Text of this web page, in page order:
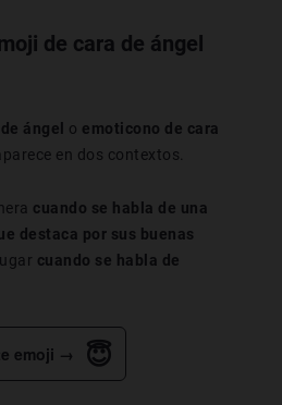
de cara de ángel
ángel o emoticono de cara
en dos contextos.
cuando se habla de una
destaca por sus buenas
cuando se habla de
Clique para copiar este emoji → 😇